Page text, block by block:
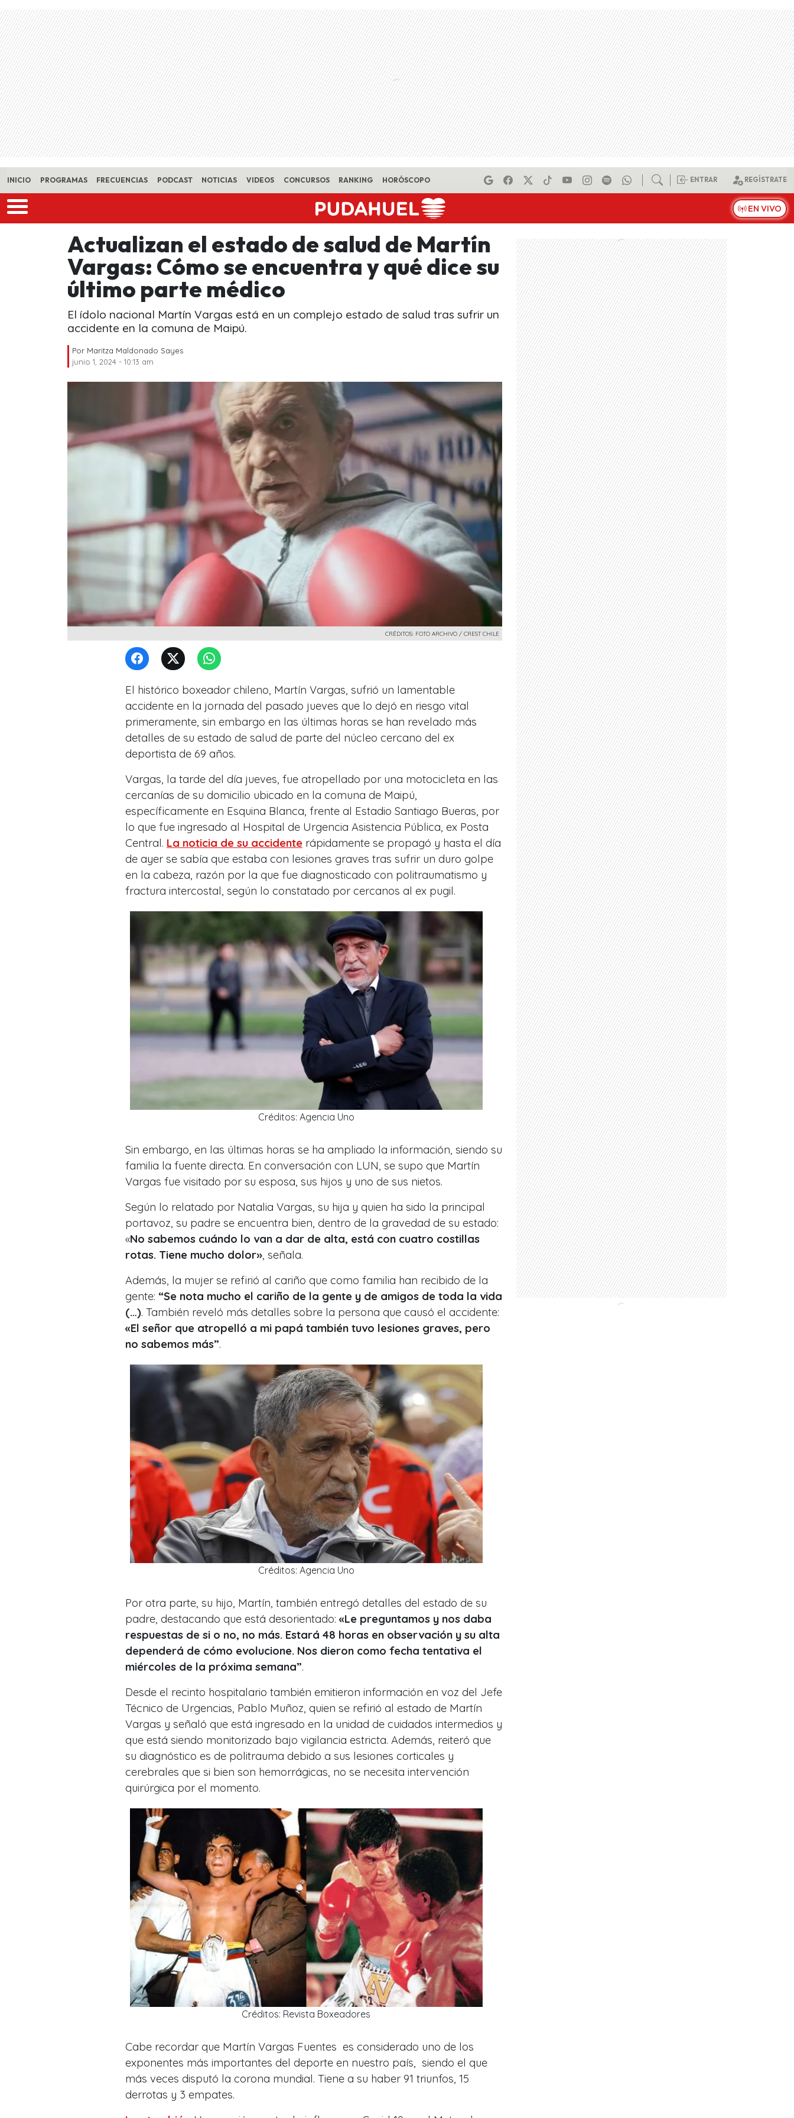
Skip to main content
INICIO PROGRAMAS FRECUENCIAS PODCAST NOTICIAS VIDEOS CONCURSOS RANKING HORÓSCOPO ENTRAR REGÍSTRATE
EN VIVO
Actualizan el estado de salud de Martín
Vargas: Cómo se encuentra y qué dice su
último parte médico
El ídolo nacional Martín Vargas está en un complejo estado de salud tras sufrir un
accidente en la comuna de Maipú.
Por Maritza Maldonado Sayes
junio 1, 2024 - 10:13 am
CRÉDITOS: FOTO ARCHIVO / CREST CHILE
El histórico boxeador chileno, Martín Vargas, sufrió un lamentable
accidente en la jornada del pasado jueves que lo dejó en riesgo vital
primeramente, sin embargo en las últimas horas se han revelado más
detalles de su estado de salud de parte del núcleo cercano del ex
deportista de 69 años.
Vargas, la tarde del día jueves, fue atropellado por una motocicleta en las
cercanías de su domicilio ubicado en la comuna de Maipú,
específicamente en Esquina Blanca, frente al Estadio Santiago Bueras, por
lo que fue ingresado al Hospital de Urgencia Asistencia Pública, ex Posta
Central. La noticia de su accidente rápidamente se propagó y hasta el día
de ayer se sabía que estaba con lesiones graves tras sufrir un duro golpe
en la cabeza, razón por la que fue diagnosticado con politraumatismo y
fractura intercostal, según lo constatado por cercanos al ex pugil.
Créditos: Agencia Uno
Sin embargo, en las últimas horas se ha ampliado la información, siendo su
familia la fuente directa. En conversación con LUN, se supo que Martín
Vargas fue visitado por su esposa, sus hijos y uno de sus nietos.
Según lo relatado por Natalia Vargas, su hija y quien ha sido la principal
portavoz, su padre se encuentra bien, dentro de la gravedad de su estado:
«No sabemos cuándo lo van a dar de alta, está con cuatro costillas
rotas. Tiene mucho dolor» , señala.
Además, la mujer se refirió al cariño que como familia han recibido de la
gente: “Se nota mucho el cariño de la gente y de amigos de toda la vida
(…). También reveló más detalles sobre la persona que causó el accidente:
«El señor que atropelló a mi papá también tuvo lesiones graves, pero
no sabemos más”.
Créditos: Agencia Uno
Por otra parte, su hijo, Martín, también entregó detalles del estado de su
padre, destacando que está desorientado: «Le preguntamos y nos daba
respuestas de si o no, no más. Estará 48 horas en observación y su alta
dependerá de cómo evolucione. Nos dieron como fecha tentativa el
miércoles de la próxima semana”.
Desde el recinto hospitalario también emitieron información en voz del Jefe
Técnico de Urgencias, Pablo Muñoz, quien se refirió al estado de Martín
Vargas y señaló que está ingresado en la unidad de cuidados intermedios y
que está siendo monitorizado bajo vigilancia estricta. Además, reiteró que
su diagnóstico es de politrauma debido a sus lesiones corticales y
cerebrales que si bien son hemorrágicas, no se necesita intervención
quirúrgica por el momento.
Créditos: Revista Boxeadores
Cabe recordar que Martín Vargas Fuentes ​ es considerado uno de los
exponentes más importantes del deporte en nuestro país, ​ siendo el que
más veces disputó la corona mundial.​ Tiene a su haber 91 triunfos, 15
derrotas y 3 empates.​